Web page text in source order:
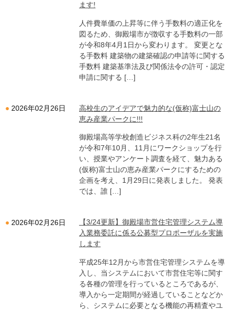
ます!
人件費単価の上昇等に伴う手数料の適正化を
図るため、御殿場市が徴収する手数料の一部
が令和8年4月1日から変わります。 変更とな
る手数料 建築物の建築確認の申請等に関する
手数料 建築基準法及び関係法令の許可・認定
申請に関する […]
2026年02月26日
高校生のアイデアで魅力的な(仮称)富士山の
恵み産業パークに!!!
御殿場高等学校創造ビジネス科の2年生21名
が令和7年10月、11月にワークショップを行
い、授業やアンケート調査を経て、魅力ある
(仮称)富士山の恵み産業パークにするための
企画を考え、1月29日に発表しました。 発表
では、誰 […]
2026年02月26日
【3/24更新】御殿場市営住宅管理システム導
入業務委託に係る公募型プロポーザルを実施
します
平成25年12月から市営住宅管理システムを導
入し、当システムにおいて市営住宅等に関す
る各種の管理を行っているところであるが、
導入から一定期間が経過していることなどか
ら、システムに必要となる機能の再精査やユ